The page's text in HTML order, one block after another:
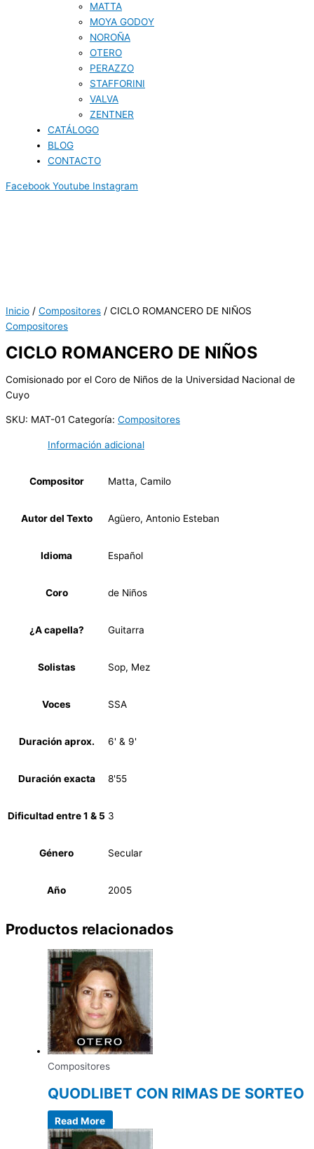
MATTA
MOYA GODOY
NOROÑA
OTERO
PERAZZO
STAFFORINI
VALVA
ZENTNER
CATÁLOGO
BLOG
CONTACTO
Facebook Youtube Instagram
Inicio / Compositores / CICLO ROMANCERO DE NIÑOS
Compositores
CICLO ROMANCERO DE NIÑOS
Comisionado por el Coro de Niños de la Universidad Nacional de
Cuyo
SKU: MAT-01 Categoría: Compositores
Información adicional
Compositor Matta, Camilo
Autor del Texto Agüero, Antonio Esteban
Idioma Español
Coro de Niños
¿A capella? Guitarra
Solistas Sop, Mez
Voces SSA
Duración aprox. 6' & 9'
Duración exacta 8'55
Dificultad entre 1 & 5 3
Género Secular
Año 2005
Productos relacionados
Compositores
QUODLIBET CON RIMAS DE SORTEO
Read More